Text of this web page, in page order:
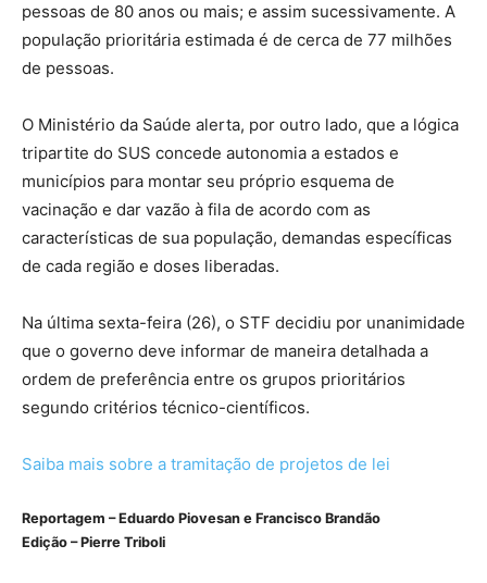
pessoas de 80 anos ou mais; e assim sucessivamente. A
população prioritária estimada é de cerca de 77 milhões
de pessoas.
O Ministério da Saúde alerta, por outro lado, que a lógica
tripartite do SUS concede autonomia a estados e
municípios para montar seu próprio esquema de
vacinação e dar vazão à fila de acordo com as
características de sua população, demandas específicas
de cada região e doses liberadas.
Na última sexta-feira (26), o STF decidiu por unanimidade
que o governo deve informar de maneira detalhada a
ordem de preferência entre os grupos prioritários
segundo critérios técnico-científicos.
Saiba mais sobre a tramitação de projetos de lei
Reportagem – Eduardo Piovesan e Francisco Brandão
Edição – Pierre Triboli